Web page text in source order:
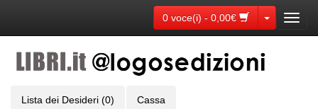
0 voce(i) - 0,00€ Toggle
Lista dei Desideri (0) Cassa